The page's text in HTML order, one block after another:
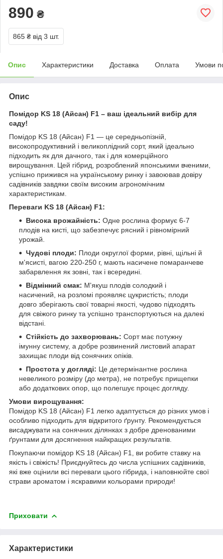
890 ₴
865 ₴ від 3 шт.
Опис Характеристики Доставка Оплата Умови
Опис
Помідор KS 18 (Айсан) F1 – ваш ідеальний вибір для
саду!
Помідор KS 18 (Айсан) F1 — це середньопізній,
високопродуктивний і великоплідний сорт, який ідеально
підходить як для дачного, так і для комерційного
вирощування. Цей гібрид, розроблений японськими вченими,
успішно прижився на українському ринку і завоював довіру
садівників завдяки своїм високим агрономічним
характеристикам.
Переваги KS 18 (Айсан) F1:
Висока врожайність: Одне рослина формує 6-7
плодів на кисті, що забезпечує рясний і рівномірний
урожай.
Чудові плоди: Плоди округлої форми, рівні, щільні й
м'ясисті, вагою 220-250 г, мають насичене помаранчеве
забарвлення як зовні, так і всередині.
Відмінний смак: М'якуш плодів солодкий і
насичений, на розломі проявляє цукристість; плоди
довго зберігають свої товарні якості, чудово підходять
для свіжого ринку та успішно транспортуються на далекі
відстані.
Стійкість до захворювань: Сорт має потужну
імунну систему, а добре розвинений листовий апарат
захищає плоди від сонячних опіків.
Простота у догляді: Це детермінантне рослина
невеликого розміру (до метра), не потребує прищепки
або додаткових опор, що полегшує процес догляду.
Умови вирощування:
Помідор KS 18 (Айсан) F1 легко адаптується до різних умов і
особливо підходить для відкритого ґрунту. Рекомендується
висаджувати на сонячних ділянках з добре дренованими
ґрунтами для досягнення найкращих результатів.
Покупаючи помідор KS 18 (Айсан) F1, ви робите ставку на
якість і свіжість! Приєднуйтесь до числа успішних садівників,
які вже оцінили всі переваги цього гібрида, і наповнюйте свої
страви ароматом і яскравими кольорами природи!
Приховати
Характеристики